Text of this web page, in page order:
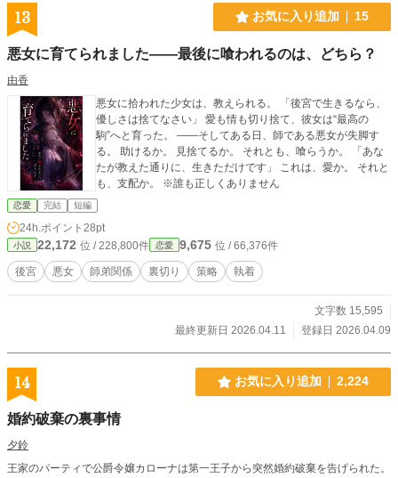
13 お気に入り追加 15
悪女に育てられました――最後に喰われるのは、どちら？
由香
悪女に拾われた少女は、教えられる。 「後宮で生きるなら、
優しさは捨てなさい」 愛も情も切り捨て、彼女は“最高の
駒”へと育った。 ――そしてある日、師である悪女が失脚す
る。 助けるか。 見捨てるか。 それとも、喰らうか。 「あな
たが教えた通りに、生きただけです」 これは、愛か。 それと
も、支配か。 ※誰も正しくありません
恋愛 完結 短編
24h.ポイント 28pt
小説 22,172 位 / 228,800件 恋愛 9,675 位 / 66,376件
後宮 悪女 師弟関係 裏切り 策略 執着
文字数 15,595
最終更新日 2026.04.11
登録日 2026.04.09
14 お気に入り追加 2,224
婚約破棄の裏事情
夕鈴
王家のパーティで公爵令嬢カローナは第一王子から突然婚約破棄を告げられた。